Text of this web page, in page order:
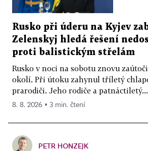
Rusko při úderu na Kyjev
Zelenskyj hledá řešení
proti balistickým střelám
Rusko v noci na sobotu znovu
okolí. Při útoku zahynul tříletý
prarodiči. Jeho rodiče a patnáctiletý...
8. 8. 2026 ▪ 3 min. čtení
PETR HONZEJK